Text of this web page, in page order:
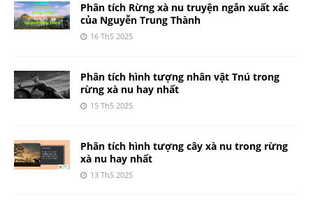
Phân tích Rừng xà nu truyện ngắn xuất xắc
của Nguyễn Trung Thành
16 Th5 2025
Phân tích hình tượng nhân vật Tnú trong
rừng xà nu hay nhất
15 Th5 2025
Phân tích hình tượng cây xà nu trong rừng
xà nu hay nhất
13 Th5 2025